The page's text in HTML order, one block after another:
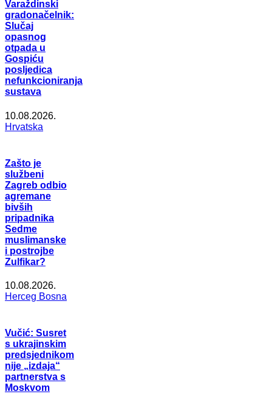
Varaždinski
gradonačelnik:
Slučaj
opasnog
otpada u
Gospiću
posljedica
nefunkcioniranja
sustava
10.08.2026.
Hrvatska
Zašto je
službeni
Zagreb odbio
agremane
bivših
pripadnika
Sedme
muslimanske
i postrojbe
Zulfikar?
10.08.2026.
Herceg Bosna
Vučić: Susret
s ukrajinskim
predsjednikom
nije „izdaja“
partnerstva s
Moskvom